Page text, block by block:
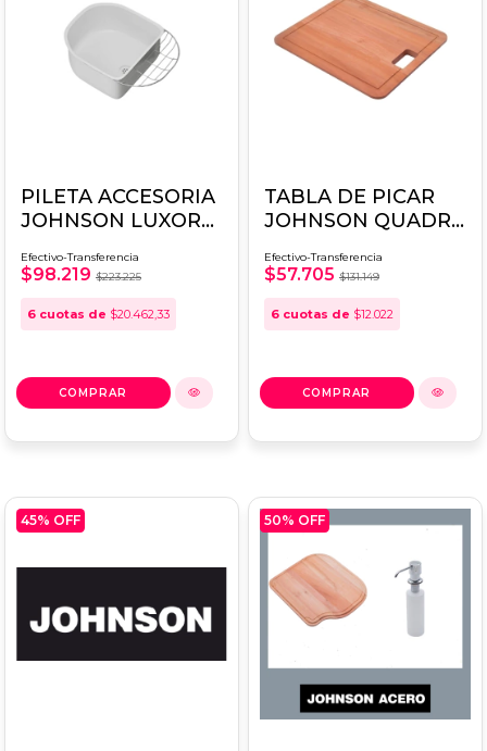
PILETA ACCESORIA
JOHNSON LUXOR
Efectivo-Transferencia
$98.219 $223.225
6 cuotas de $20.462,33
TABLA DE PICAR
JOHNSON QUADRA
Efectivo-Transferencia
$57.705 $131.149
6 cuotas de $12.022
45% OFF 50% OFF